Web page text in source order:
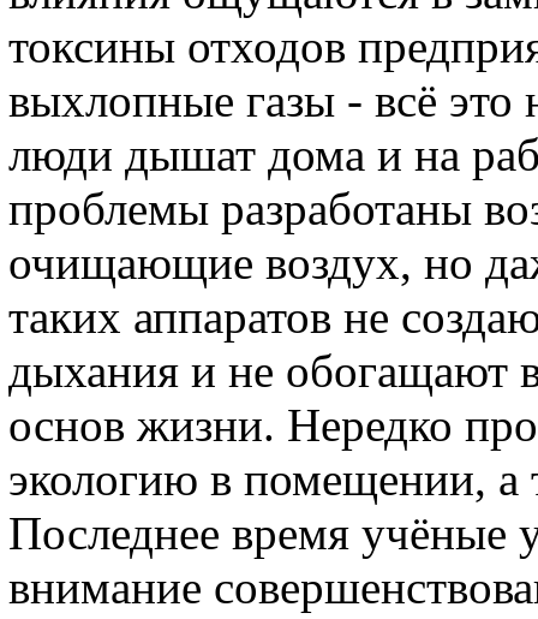
токсины отходов
выхлопные газы - всё это
люди дышат дома и на
проблемы разработаны
очищающие воздух, но
таких аппаратов не
дыхания и не обогащают
основ жизни. Нередко
экологию в помещении, а
Последнее время учёные
внимание